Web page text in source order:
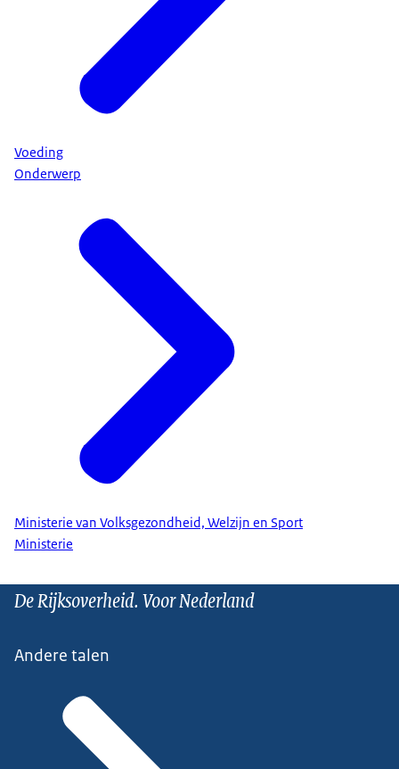
Voeding
Onderwerp
Ministerie van Volksgezondheid, Welzijn en Sport
Ministerie
De Rijksoverheid. Voor Nederland
Andere talen